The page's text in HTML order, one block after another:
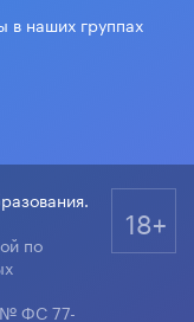
в наших группах
по
№ ФС 77-
18+